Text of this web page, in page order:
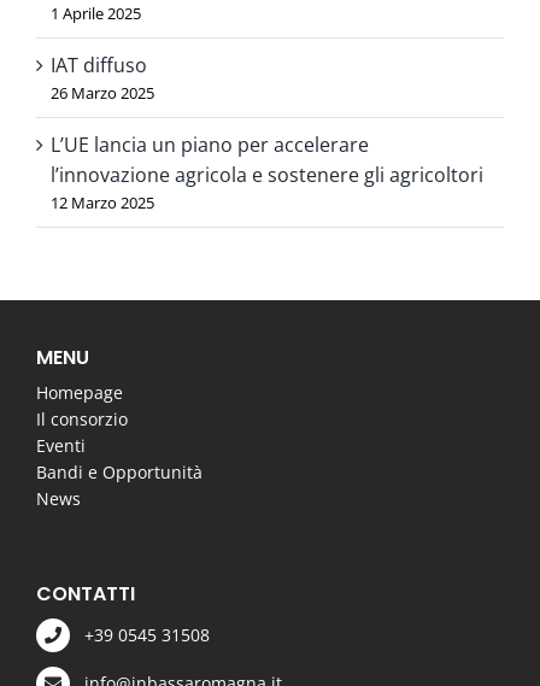
1 Aprile 2025
IAT diffuso
26 Marzo 2025
L’UE lancia un piano per accelerare
l’innovazione agricola e sostenere gli agricoltori
12 Marzo 2025
MENU
Homepage
Il consorzio
Eventi
Bandi e Opportunità
News
CONTATTI
+39 0545 31508